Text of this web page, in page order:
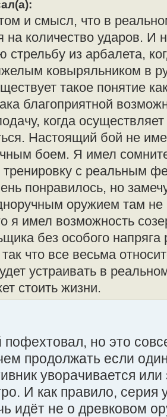
и смысл, что в
на количество ударов. И
стрельбу из арбалета,
ковыряльником в
такое понятие
благоприятной
когда
Настоящий бой не
боем. Я имел
тренировку с реальным
понравилось, но
оружием там
я имел возможность
без особого напряга
что все весьма
устраивать в
стоить жизни.
но это
продолжать если
уворачивается
И как правило, серия
идёт не о древковом